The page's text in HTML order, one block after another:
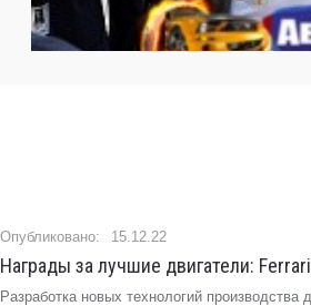
15.12.22
Награды за лучшие двигатели:
Разработка новых технологий